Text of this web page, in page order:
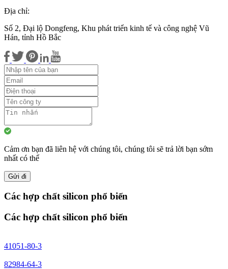
Địa chỉ:
Số 2, Đại lộ Dongfeng, Khu phát triển kinh tế và công nghệ Vũ
Hán, tỉnh Hồ Bắc
Cảm ơn bạn đã liên hệ với chúng tôi, chúng tôi sẽ trả lời bạn sớm
nhất có thể
Gửi đi
Các hợp chất silicon phổ biến
Các hợp chất silicon phổ biến
41051-80-3
82984-64-3